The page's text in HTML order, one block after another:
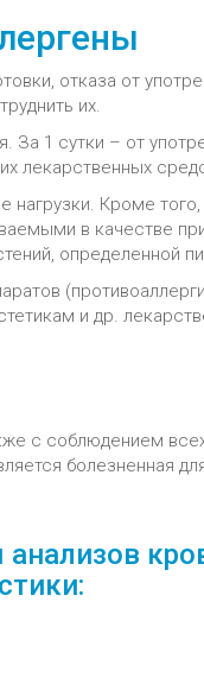
отказа от
их.
За 1 сутки – от
лекарственных
нагрузки. Кроме
в качестве
определенной
и др.
с соблюдением
болезненная